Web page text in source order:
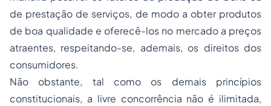
de prestação de serviços, de modo a obter produtos
de boa qualidade e oferecê-los no mercado a preços
atraentes, respeitando-se, ademais, os direitos dos
consumidores.
Não obstante, tal como os demais princípios
constitucionais, a livre concorrência não é ilimitada,